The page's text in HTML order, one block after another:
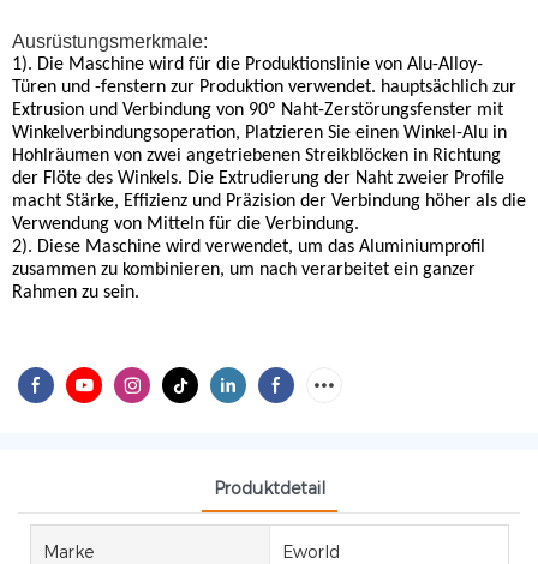
Ausrüstungsmerkmale:
1). Die Maschine wird für die Produktionslinie von Alu-Alloy-
Türen und -fenstern zur Produktion verwendet. hauptsächlich zur
Extrusion und Verbindung von 90º Naht-Zerstörungsfenster mit
Winkelverbindungsoperation, Platzieren Sie einen Winkel-Alu in
Hohlräumen von zwei angetriebenen Streikblöcken in Richtung
der Flöte des Winkels. Die Extrudierung der Naht zweier Profile
macht Stärke, Effizienz und Präzision der Verbindung höher als die
Verwendung von Mitteln für die Verbindung.
2). Diese Maschine wird verwendet, um das Aluminiumprofil
zusammen zu kombinieren, um nach verarbeitet ein ganzer
Rahmen zu sein.
Produktdetail
Marke Eworld